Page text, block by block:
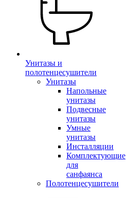
Унитазы и
полотенцесушители
Унитазы
Напольные
унитазы
Подвесные
унитазы
Умные
унитазы
Инсталляции
Комплектующие
для
санфаянса
Полотенцесушители